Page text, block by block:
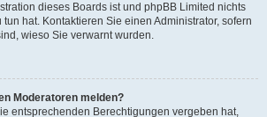
dieses Boards ist und phpBB Limited nichts
hat. Kontaktieren Sie einen Administrator, sofern
wieso Sie verwarnt wurden.
Moderatoren melden?
entsprechenden Berechtigungen vergeben hat,